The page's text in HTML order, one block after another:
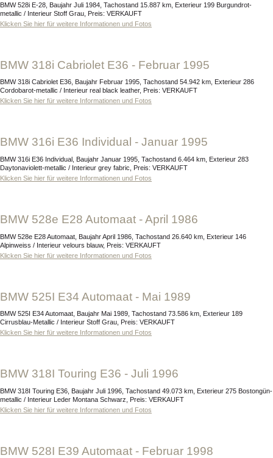
BMW 528i E-28, Baujahr Juli 1984, Tachostand 15.887 km, Exterieur 199 Burgundrot-
metallic / Interieur Stoff Grau, Preis: VERKAUFT
Klicken Sie hier für weitere Informationen und Fotos
BMW 318i Cabriolet E36 - Februar 1995
BMW 318i Cabriolet E36, Baujahr Februar 1995, Tachostand 54.942 km, Exterieur 286
Cordobarot-metallic / Interieur real black leather, Preis: VERKAUFT
Klicken Sie hier für weitere Informationen und Fotos
BMW 316i E36 Individual - Januar 1995
BMW 316i E36 Individual, Baujahr Januar 1995, Tachostand 6.464 km, Exterieur 283
Daytonaviolett-metallic / Interieur grey fabric, Preis: VERKAUFT
Klicken Sie hier für weitere Informationen und Fotos
BMW 528e E28 Automaat - April 1986
BMW 528e E28 Automaat, Baujahr April 1986, Tachostand 26.640 km, Exterieur 146
Alpinweiss / Interieur velours blauw, Preis: VERKAUFT
Klicken Sie hier für weitere Informationen und Fotos
BMW 525I E34 Automaat - Mai 1989
BMW 525I E34 Automaat, Baujahr Mai 1989, Tachostand 73.586 km, Exterieur 189
Cirrusblau-Metallic / Interieur Stoff Grau, Preis: VERKAUFT
Klicken Sie hier für weitere Informationen und Fotos
BMW 318I Touring E36 - Juli 1996
BMW 318I Touring E36, Baujahr Juli 1996, Tachostand 49.073 km, Exterieur 275 Bostongün-
metallic / Interieur Leder Montana Schwarz, Preis: VERKAUFT
Klicken Sie hier für weitere Informationen und Fotos
BMW 528I E39 Automaat - Februar 1998